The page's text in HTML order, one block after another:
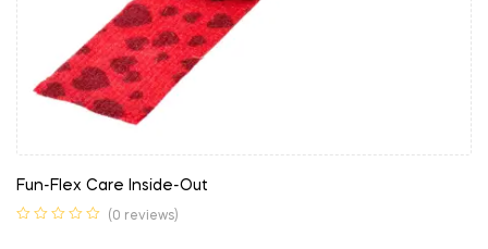
Fun-Flex Care Inside-Out
(0 reviews)